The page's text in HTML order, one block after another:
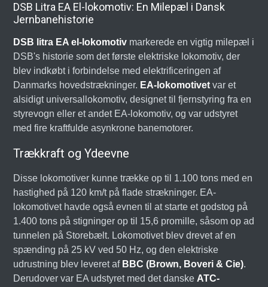
DSB Litra EA El-lokomotiv: En Milepæl i Dansk
Jernbanehistorie
DSB litra EA el-lokomotiv markerede en vigtig milepæl i
DSB's historie som det første elektriske lokomotiv, der
blev indkøbt i forbindelse med elektrificeringen af
Danmarks hovedstrækninger. EA-lokomotivet var et
alsidigt universallokomotiv, designet til fjernstyring fra en
styrevogn eller et andet EA-lokomotiv, og var udstyret
med fire kraftfulde asynkrone banemotorer.
Trækkraft og Ydeevne
Disse lokomotiver kunne trække op til 1.100 tons med en
hastighed på 120 km/t på flade strækninger. EA-
lokomotivet havde også evnen til at starte et godstog på
1.400 tons på stigninger op til 15,6 promille, såsom op ad
tunnelen på Storebælt. Lokomotivet blev drevet af en
spænding på 25 kV ved 50 Hz, og den elektriske
udrustning blev leveret af BBC (Brown, Boveri & Cie).
Derudover var EA udstyret med det danske ATC-